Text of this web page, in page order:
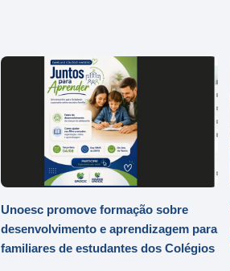
Unoesc promove formação sobre
desenvolvimento e aprendizagem para
familiares de estudantes dos Colégios